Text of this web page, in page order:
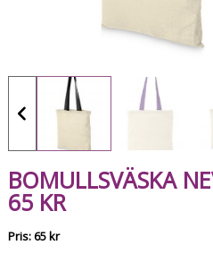
BOMULLSVÄSKA
65 KR
Pris: 65 kr